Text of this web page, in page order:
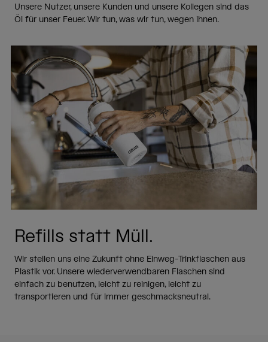
Unsere Nutzer, unsere Kunden und unsere Kollegen sind das
Öl für unser Feuer. Wir tun, was wir tun, wegen ihnen.
Refills statt Müll.
Wir stellen uns eine Zukunft ohne Einweg-Trinkflaschen aus
Plastik vor. Unsere wiederverwendbaren Flaschen sind
einfach zu benutzen, leicht zu reinigen, leicht zu
transportieren und für immer geschmacksneutral.